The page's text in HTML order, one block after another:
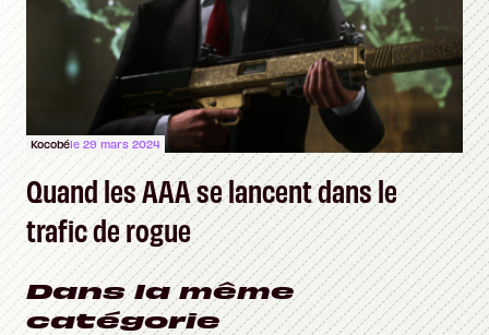
Kocobéle 29 mars 2024
Quand les AAA se lancent dans le
trafic de rogue
Dans la même
catégorie